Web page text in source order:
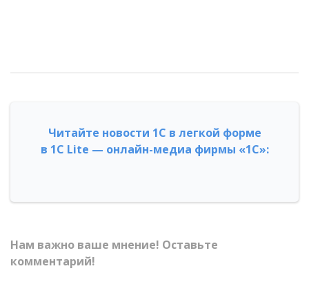
Читайте новости 1С в легкой форме
в 1С Lite — онлайн-медиа фирмы «1С»:
Нам важно ваше мнение! Оставьте
комментарий!